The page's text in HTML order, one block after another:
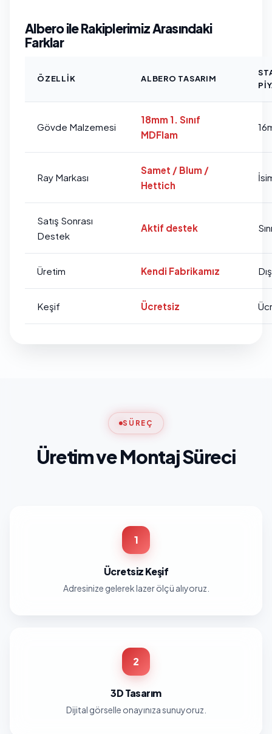
Albero ile Rakiplerimiz Arasındaki
Farklar
ÖZELLIK ALBERO TASARIM
Gövde Malzemesi
18mm 1. Sınıf
MDFlam
Ray Markası
Samet / Blum /
Hettich
Satış Sonrası
Destek
Aktif destek
Üretim Kendi Fabrikamız
Keşif Ücretsiz
SÜREÇ
Üretim ve Montaj Süreci
1
Ücretsiz Keşif
Adresinize gelerek lazer ölçü alıyoruz.
2
3D Tasarım
Dijital görselle onayınıza sunuyoruz.